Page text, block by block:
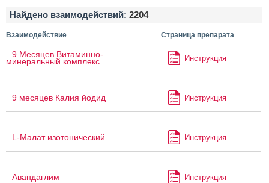
Найдено взаимодействий: 2204
Взаимодействие Страница препарата
9 Месяцев Витаминно-
минеральный комплекс Инструкция
9 месяцев Калия йодид Инструкция
L-Малат изотонический Инструкция
Авандаглим Инструкция